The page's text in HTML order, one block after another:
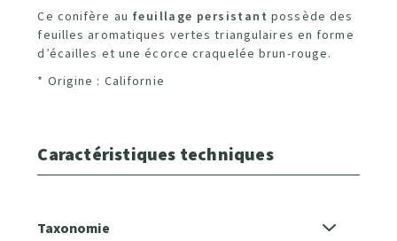
Ce conifère au feuillage persistant possède des
feuilles aromatiques vertes triangulaires en forme
d’écailles et une écorce craquelée brun-rouge.
* Origine : Californie
Caractéristiques techniques
Taxonomie